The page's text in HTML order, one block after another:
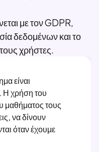
με τον GDPR,
δεδομένων και το
χρήστες.
είναι
Η χρήση του
μαθήματος τους
να δίνουν
όταν έχουμε